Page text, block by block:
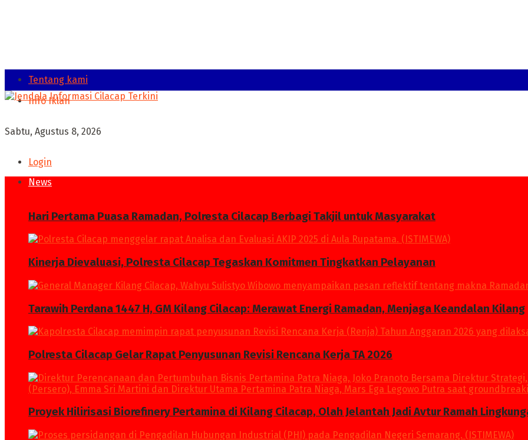
Tentang kami
Info Iklan
Sabtu, Agustus 8, 2026
Login
News
Hari Pertama Puasa Ramadan, Polresta Cilacap Berbagi Takjil untuk Masyarakat
Kinerja Dievaluasi, Polresta Cilacap Tegaskan Komitmen Tingkatkan Pelayanan
Tarawih Perdana 1447 H, GM Kilang Cilacap: Merawat Energi Ramadan, Menjaga Keandalan Kilang
Polresta Cilacap Gelar Rapat Penyusunan Revisi Rencana Kerja TA 2026
Proyek Hilirisasi Biorefinery Pertamina di Kilang Cilacap, Olah Jelantah Jadi Avtur Ramah